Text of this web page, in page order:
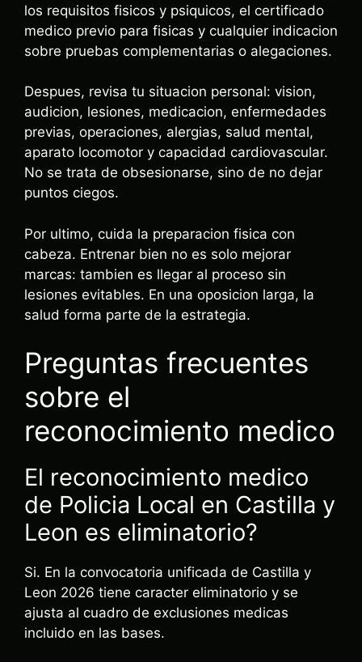
los requisitos fisicos y psiquicos, el certificado
medico previo para fisicas y cualquier indicacion
sobre pruebas complementarias o alegaciones.
Despues, revisa tu situacion personal: vision,
audicion, lesiones, medicacion, enfermedades
previas, operaciones, alergias, salud mental,
aparato locomotor y capacidad cardiovascular.
No se trata de obsesionarse, sino de no dejar
puntos ciegos.
Por ultimo, cuida la preparacion fisica con
cabeza. Entrenar bien no es solo mejorar
marcas: tambien es llegar al proceso sin
lesiones evitables. En una oposicion larga, la
salud forma parte de la estrategia.
Preguntas frecuentes
sobre el
reconocimiento medico
El reconocimiento medico
de Policia Local en Castilla y
Leon es eliminatorio?
Si. En la convocatoria unificada de Castilla y
Leon 2026 tiene caracter eliminatorio y se
ajusta al cuadro de exclusiones medicas
incluido en las bases.